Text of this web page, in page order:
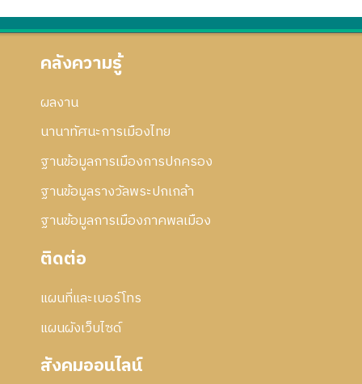
คลังความรู้
ผลงาน
นานาทัศนะการเมืองไทย
ฐานข้อมูลการเมืองการปกครอง
ฐานข้อมูลรางวัลพระปกเกล้า
ฐานข้อมูลการเมืองภาคพลเมือง
ติดต่อ
แผนที่และเบอร์โทร
แผนผังเว็บไซด์
สังคมออนไลน์